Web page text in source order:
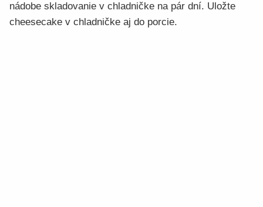
nádobe skladovanie v chladničke na pár dní. Uložte
cheesecake v chladničke aj do porcie.